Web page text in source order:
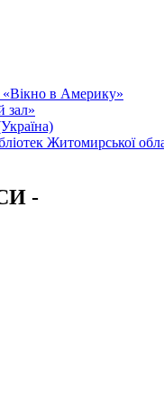
«Вікно в Америку»
зал»
Житомирської
-